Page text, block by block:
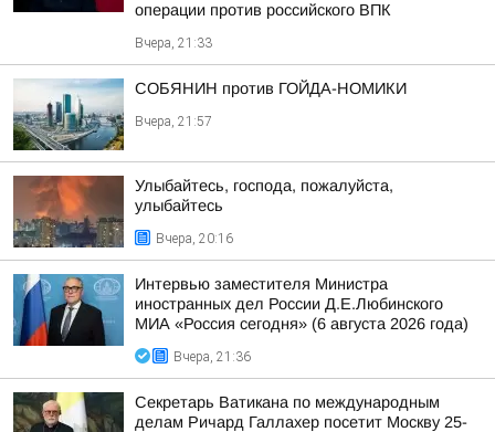
операции против российского ВПК
Вчера, 21:33
СОБЯНИН против ГОЙДА-НОМИКИ
Вчера, 21:57
Улыбайтесь, господа, пожалуйста,
улыбайтесь
Вчера, 20:16
Интервью заместителя Министра
иностранных дел России Д.Е.Любинского
МИА «Россия сегодня» (6 августа 2026 года)
Вчера, 21:36
Секретарь Ватикана по международным
делам Ричард Галлахер посетит Москву 25-